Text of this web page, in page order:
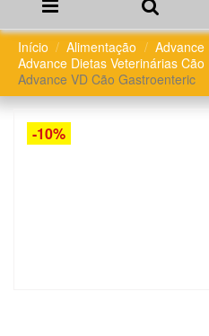
Início Alimentação Advance
Advance Dietas Veterinárias Cão
Advance VD Cão Gastroenteric
-10%